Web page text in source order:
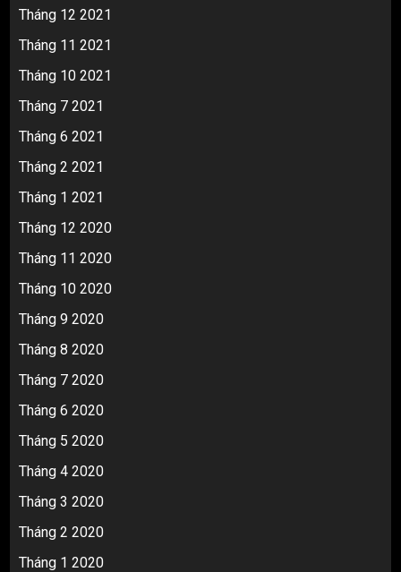
Tháng 12 2021
Tháng 11 2021
Tháng 10 2021
Tháng 7 2021
Tháng 6 2021
Tháng 2 2021
Tháng 1 2021
Tháng 12 2020
Tháng 11 2020
Tháng 10 2020
Tháng 9 2020
Tháng 8 2020
Tháng 7 2020
Tháng 6 2020
Tháng 5 2020
Tháng 4 2020
Tháng 3 2020
Tháng 2 2020
Tháng 1 2020